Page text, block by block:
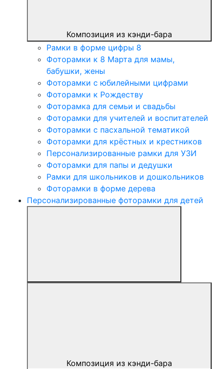
Композиция из кэнди-бара
Рамки в форме цифры 8
Фоторамки к 8 Марта для мамы,
бабушки, жены
Фоторамки с юбилейными цифрами
Фоторамки к Рождеству
Фоторамка для семьи и свадьбы
Фоторамки для учителей и воспитателей
Фоторамки с пасхальной тематикой
Фоторамки для крёстных и крестников
Персонализированные рамки для УЗИ
Фоторамки для папы и дедушки
Рамки для школьников и дошкольников
Фоторамки в форме дерева
Персонализированные фоторамки для детей
Композиция из кэнди-бара